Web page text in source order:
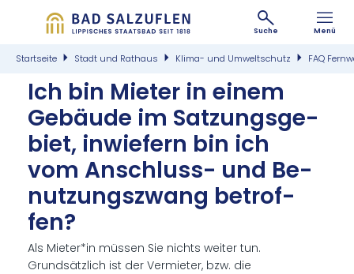
Suche Menü
Startseite Stadt und Rathaus Klima- und Umweltschutz FAQ
Ich bin Mie­ter in ei­nem
Ge­bäu­de im Sat­zungs­ge­
biet, in­wie­fern bin ich
vom An­schluss- und Be­
nut­zungs­zwang be­trof­
fen?
Als Mieter*in müssen Sie nichts weiter tun.
Grundsätzlich ist der Vermieter, bzw. die